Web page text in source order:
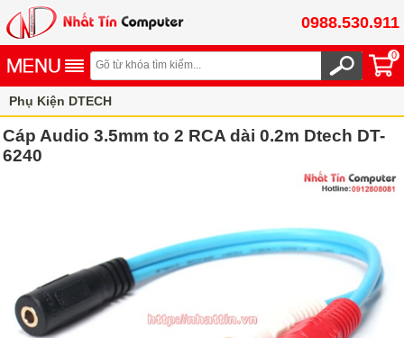
0988.530.911
0
Phụ Kiện DTECH
Cáp Audio 3.5mm to 2 RCA dài 0.2m Dtech DT-
6240